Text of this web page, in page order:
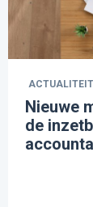
ACTUALITEIT
Nieuwe
de